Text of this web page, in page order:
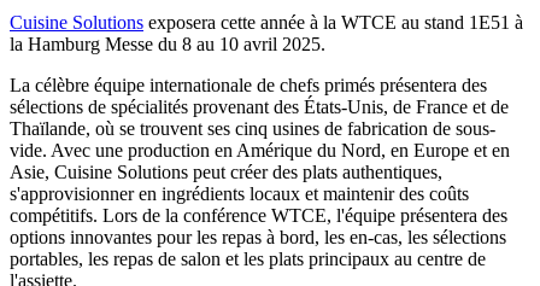
Cuisine Solutions exposera cette année à la WTCE au stand 1E51 à
la Hamburg Messe du 8 au 10 avril 2025.
La célèbre équipe internationale de chefs primés présentera des
sélections de spécialités provenant des États-Unis, de France et de
Thaïlande, où se trouvent ses cinq usines de fabrication de sous-
vide. Avec une production en Amérique du Nord, en Europe et en
Asie, Cuisine Solutions peut créer des plats authentiques,
s'approvisionner en ingrédients locaux et maintenir des coûts
compétitifs. Lors de la conférence WTCE, l'équipe présentera des
options innovantes pour les repas à bord, les en-cas, les sélections
portables, les repas de salon et les plats principaux au centre de
l'assiette.